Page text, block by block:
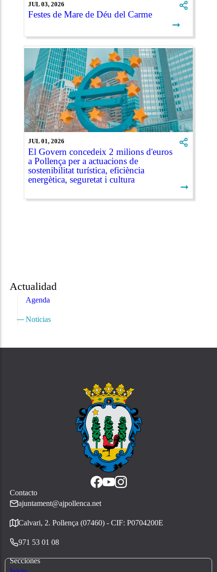
Actualidad
Agenda
Noticias
JUL 03, 2026
Festes de Mare de Déu del Carme
➞
JUL 01, 2026
El Govern concedeix 2 milions d'euros
a Pollença per a actuacions de
sostenibilitat turística, eficiència
energètica, seguretat i cultura
➞
Contacto
ajuntament@ajpollenca.net
Calvari, 2. Pollença (07460) - CIF: P0704200E
971 53 01 08
Secciones